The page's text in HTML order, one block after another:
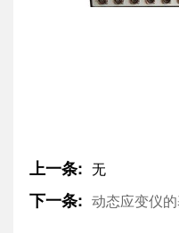
上一条: 无
下一条: 动态应变仪